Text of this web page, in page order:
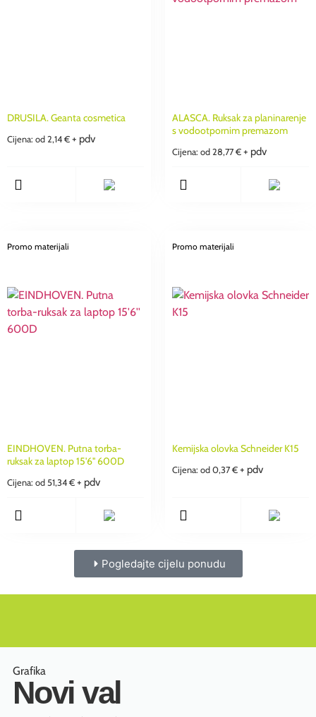
DRUSILA. Geanta cosmetica
Cijena: od 2,14 € + pdv
ALASCA. Ruksak za planinarenje
s vodootpornim premazom
Cijena: od 28,77 € + pdv
Promo materijali
EINDHOVEN. Putna torba-
ruksak za laptop 15'6'' 600D
Cijena: od 51,34 € + pdv
Promo materijali
Kemijska olovka Schneider K15
Cijena: od 0,37 € + pdv
Pogledajte cijelu ponudu
Grafika
Novi val